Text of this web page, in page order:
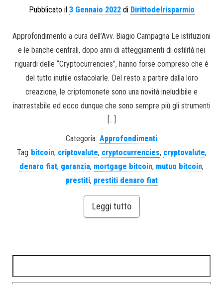
Pubblicato il 3 Gennaio 2022di Dirittodelrisparmio
Approfondimento a cura dell’Avv. Biagio Campagna Le istituzioni
e le banche centrali, dopo anni di atteggiamenti di ostilità nei
riguardi delle “Cryptocurrencies”, hanno forse compreso che è
del tutto inutile ostacolarle. Del resto a partire dalla loro
creazione, le criptomonete sono una novità ineludibile e
inarrestabile ed ecco dunque che sono sempre più gli strumenti
[…]
Categoria: Approfondimenti
Tag bitcoin, criptovalute, cryptocurrencies, cryptovalute,
denaro fiat, garanzia, mortgage bitcoin, mutuo bitcoin,
prestiti, prestiti denaro fiat
Leggi tutto